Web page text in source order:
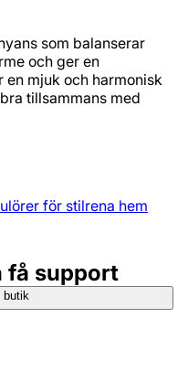
som balanserar
och ger en
en mjuk och harmonisk
tillsammans med
för stilrena hem
få support
butik